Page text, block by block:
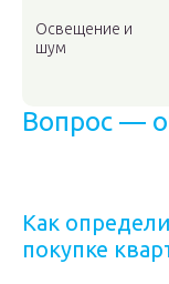
Освещение и
шум
Вопрос —
Как
покупке